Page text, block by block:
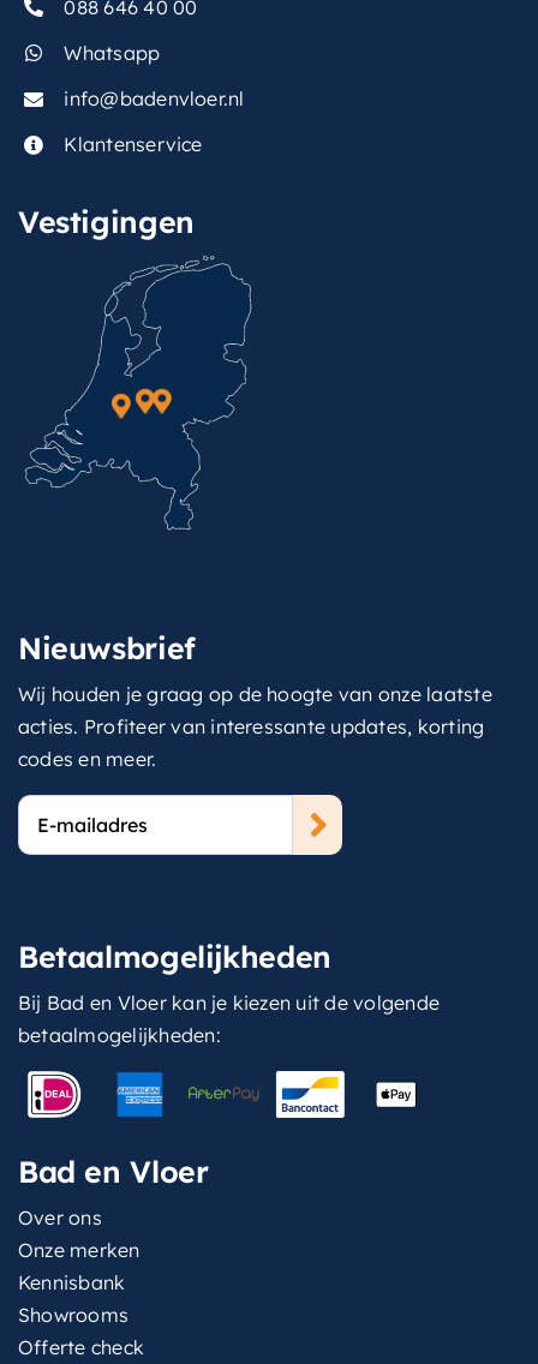
088 646 40 00
Whatsapp
info@badenvloer.nl
Klantenservice
Vestigingen
Nieuwsbrief
Wij houden je graag op de hoogte van onze laatste
acties. Profiteer van interessante updates, korting
codes en meer.
E-
mailadres
Betaalmogelijkheden
Bij Bad en Vloer kan je kiezen uit de volgende
betaalmogelijkheden:
Bad en Vloer
Over ons
Onze merken
Kennisbank
Showrooms
Offerte check